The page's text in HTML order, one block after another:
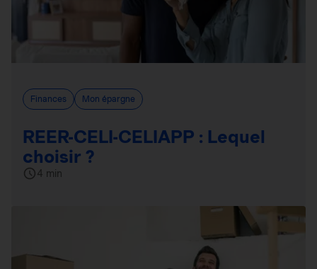
Finances Mon épargne
REER-CELI-CELIAPP : Lequel
choisir ?
4 min